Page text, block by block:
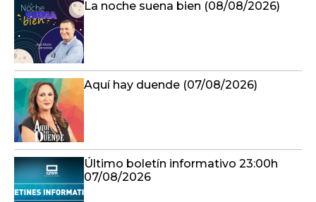
La noche suena bien (08/08/2026)
Aquí hay duende (07/08/2026)
Último boletín informativo 23:00h
07/08/2026